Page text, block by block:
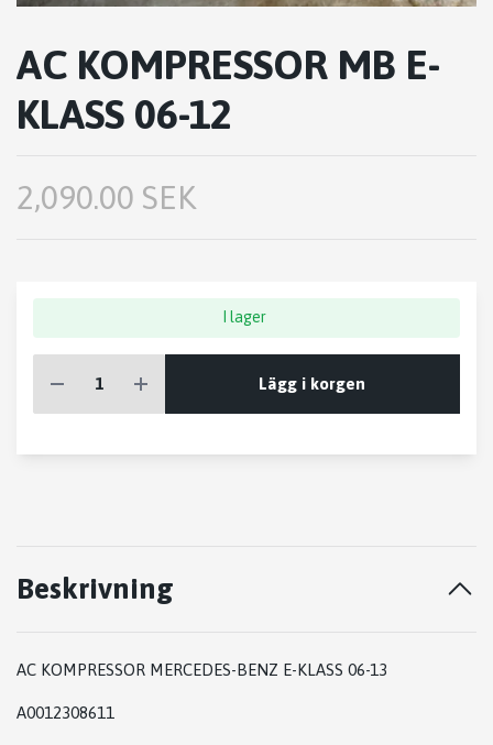
AC KOMPRESSOR MB E-
KLASS 06-12
2,090.00 SEK
I lager
Lägg i korgen
Beskrivning
AC KOMPRESSOR MERCEDES-BENZ E-KLASS 06-13
A0012308611